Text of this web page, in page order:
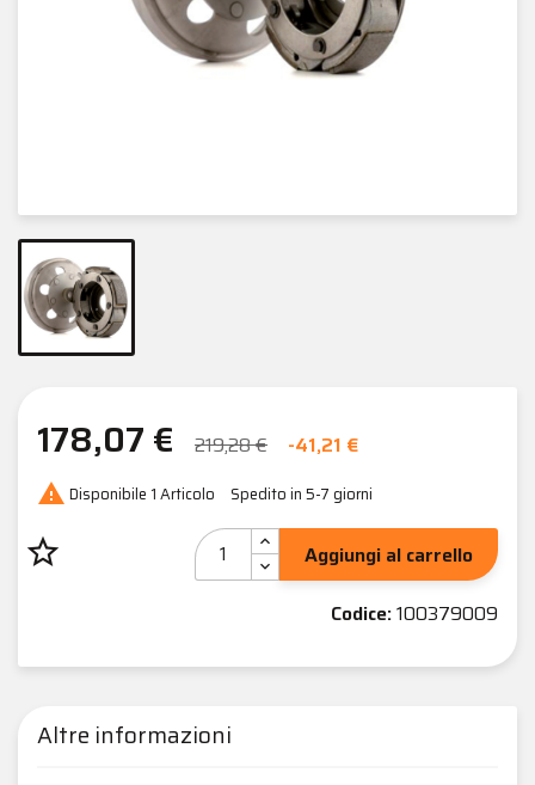
178,07 € 219,28 € -41,21 €
 Disponibile 1 Articolo Spedito in 5-7 giorni
star_border
Aggiungi al carrello
Codice:100379009
Altre informazioni